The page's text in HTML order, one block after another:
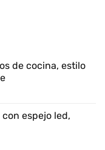
de cocina, estilo
espejo led,